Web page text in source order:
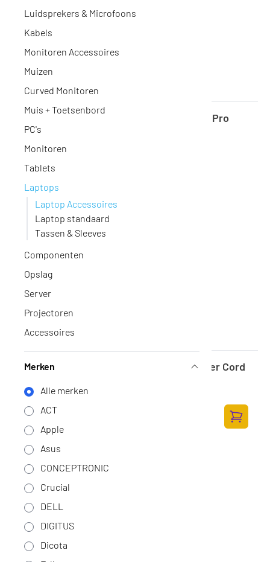
Luidsprekers & Microfoons
Kabels
Monitoren Accessoires
Muizen
Curved Monitoren
Muis + Toetsenbord
PC's
Monitoren
Tablets
Laptops
Laptop Accessoires
Laptop standaard
Tassen & Sleeves
Componenten
Opslag
Server
Projectoren
Accessoires
Merken
Alle merken
ACT
Apple
Asus
CONCEPTRONIC
Crucial
DELL
DIGITUS
Dicota
DELL Notebook carrying case EcoLoop Pro
CC5623 - 40.6 cm (16") - Black
60,-
49,59 excl. BTW
DELL 65W USB-C AC Adapter with Power Cord
Op voorraad · DELL-2NFMW
31,-